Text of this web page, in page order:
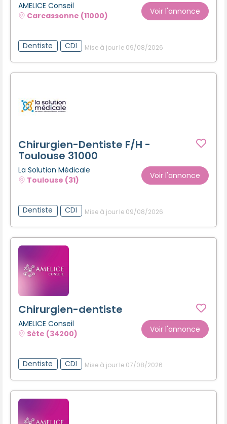
AMELICE Conseil
Carcassonne (11000)
Voir l'annonce
Dentiste CDI Mise à jour le 09/08/2026
Chirurgien-Dentiste F/H -
Toulouse 31000
La Solution Médicale
Toulouse (31)
Voir l'annonce
Dentiste CDI Mise à jour le 09/08/2026
Chirurgien-dentiste
AMELICE Conseil
Sète (34200)
Voir l'annonce
Dentiste CDI Mise à jour le 07/08/2026